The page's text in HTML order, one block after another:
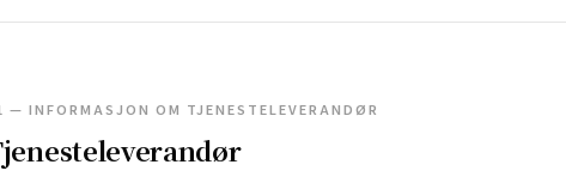
— INFORMASJON OM TJENESTELEVERANDØR